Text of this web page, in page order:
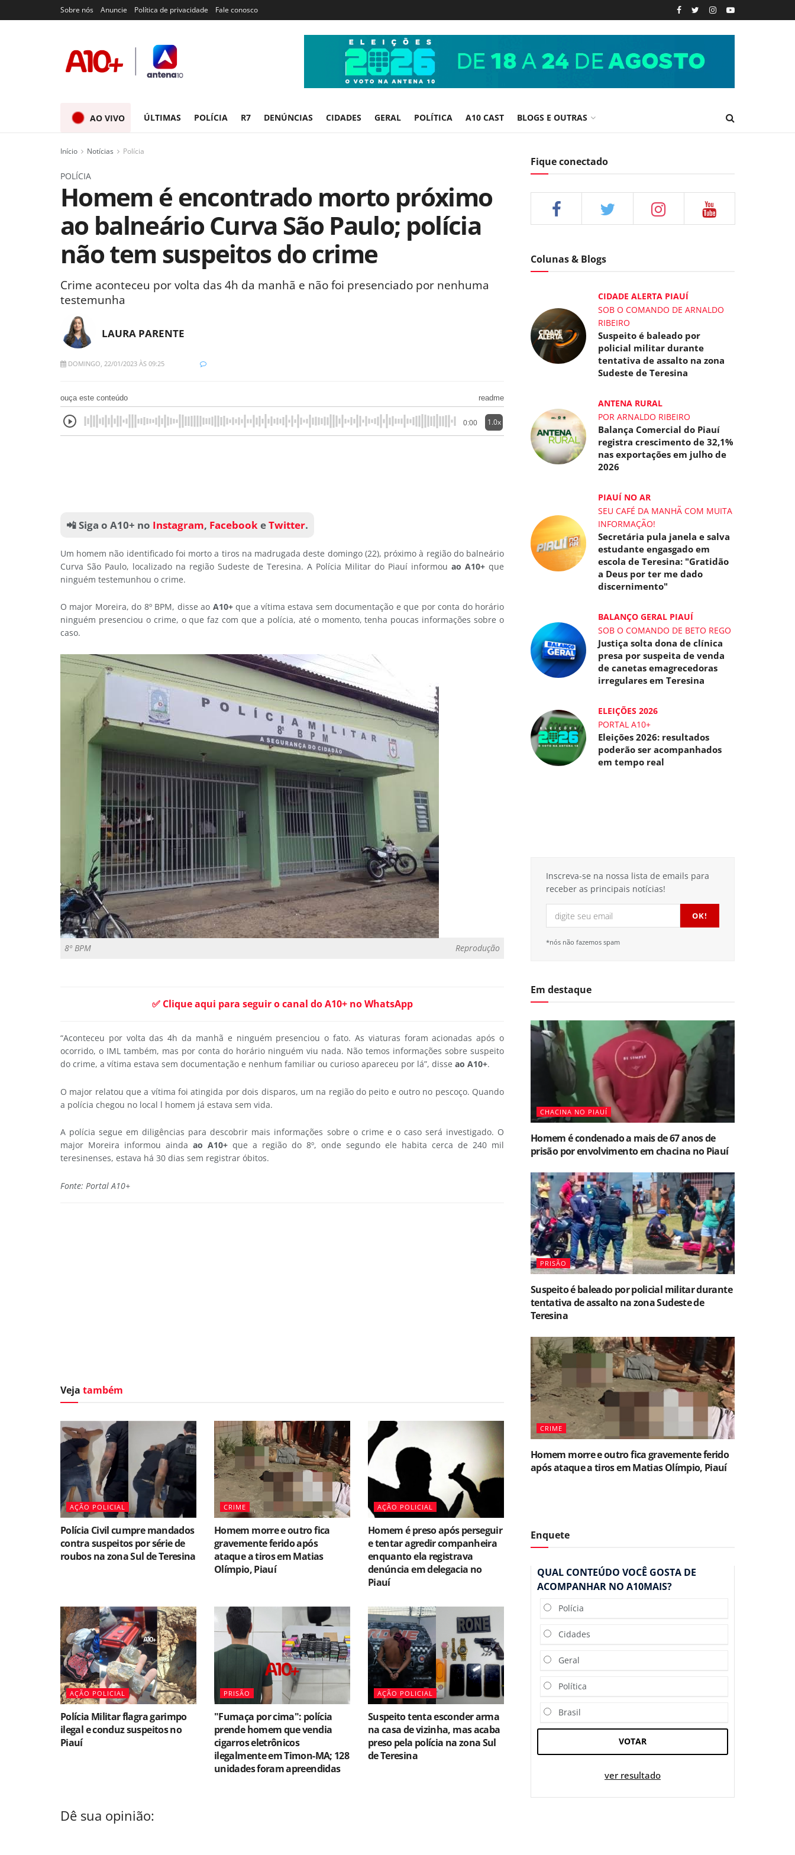
Sobre nós Anuncie Política de privacidade Fale conosco
AO VIVO ÚLTIMAS POLÍCIA R7 DENÚNCIAS CIDADES GERAL POLÍTICA A10 CAST BLOGS E OUTRAS
Início Notícias Polícia
POLÍCIA
Homem é encontrado morto próximo
ao balneário Curva São Paulo; polícia
não tem suspeitos do crime
Crime aconteceu por volta das 4h da manhã e não foi presenciado por nenhuma
testemunha
LAURA PARENTE
DOMINGO, 22/01/2023 ÀS 09:25
ouça este conteúdo readme
0:00 1.0x
📲 Siga o A10+ no Instagram, FacebookeTwitter.
Um homem não identificado foi morto a tiros na madrugada deste domingo (22), próximo à região do balneário
Curva São Paulo, localizado na região Sudeste de Teresina. A Polícia Militar do Piauí informou ao A10+ que
ninguém testemunhou o crime.
O major Moreira, do 8º BPM, disse ao A10+que a vítima estava sem documentação e que por conta do horário
ninguém presenciou o crime, o que faz com que a polícia, até o momento, tenha poucas informações sobre o
caso.
8º BPM Reprodução
✅ Clique aqui para seguir o canal do A10+ no WhatsApp
“Aconteceu por volta das 4h da manhã e ninguém presenciou o fato. As viaturas foram acionadas após o
ocorrido, o IML também, mas por conta do horário ninguém viu nada. Não temos informações sobre suspeito
do crime, a vítima estava sem documentação e nenhum familiar ou curioso apareceu por lá”, disse ao A10+.
O major relatou que a vítima foi atingida por dois disparos, um na região do peito e outro no pescoço. Quando
a polícia chegou no local l homem já estava sem vida.
A polícia segue em diligências para descobrir mais informações sobre o crime e o caso será investigado. O
major Moreira informou ainda ao A10+ que a região do 8º, onde segundo ele habita cerca de 240 mil
teresinenses, estava há 30 dias sem registrar óbitos.
Fonte: Portal A10+
Veja também
AÇÃO POLICIAL
Polícia Civil cumpre mandados
contra suspeitos por série de
roubos na zona Sul de Teresina
CRIME
Homem morre e outro fica
gravemente ferido após
ataque a tiros em Matias
Olímpio, Piauí
AÇÃO POLICIAL
Homem é preso após perseguir
e tentar agredir companheira
enquanto ela registrava
denúncia em delegacia no
Piauí
AÇÃO POLICIAL
Polícia Militar flagra garimpo
ilegal e conduz suspeitos no
Piauí
PRISÃO
"Fumaça por cima": polícia
prende homem que vendia
cigarros eletrônicos
ilegalmente em Timon-MA; 128
unidades foram apreendidas
AÇÃO POLICIAL
Suspeito tenta esconder arma
na casa de vizinha, mas acaba
preso pela polícia na zona Sul
de Teresina
Dê sua opinião:
Fique conectado
Colunas & Blogs
CIDADE ALERTA PIAUÍ
SOB O COMANDO DE ARNALDO
RIBEIRO
Suspeito é baleado por
policial militar durante
tentativa de assalto na zona
Sudeste de Teresina
ANTENA RURAL
POR ARNALDO RIBEIRO
Balança Comercial do Piauí
registra crescimento de 32,1%
nas exportações em julho de
2026
PIAUÍ NO AR
SEU CAFÉ DA MANHÃ COM MUITA
INFORMAÇÃO!
Secretária pula janela e salva
estudante engasgado em
escola de Teresina: "Gratidão
a Deus por ter me dado
discernimento"
BALANÇO GERAL PIAUÍ
SOB O COMANDO DE BETO REGO
Justiça solta dona de clínica
presa por suspeita de venda
de canetas emagrecedoras
irregulares em Teresina
ELEIÇÕES 2026
PORTAL A10+
Eleições 2026: resultados
poderão ser acompanhados
em tempo real
Inscreva-se na nossa lista de emails para
receber as principais notícias!
*nós não fazemos spam
Em destaque
CHACINA NO PIAUÍ
Homem é condenado a mais de 67 anos de
prisão por envolvimento em chacina no Piauí
PRISÃO
Suspeito é baleado por policial militar durante
tentativa de assalto na zona Sudeste de
Teresina
CRIME
Homem morre e outro fica gravemente ferido
após ataque a tiros em Matias Olímpio, Piauí
Enquete
QUAL CONTEÚDO VOCÊ GOSTA DE
ACOMPANHAR NO A10MAIS?
Polícia
Cidades
Geral
Política
Brasil
VOTAR
ver resultado